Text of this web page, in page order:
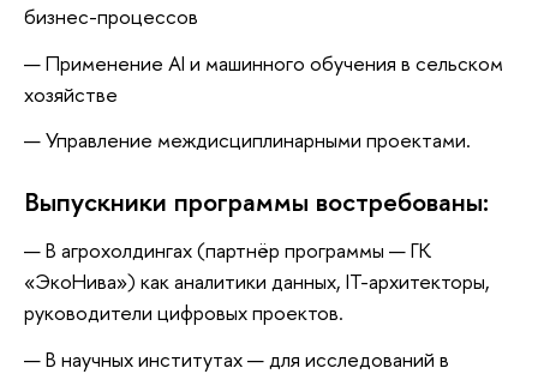
бизнес-процессов
Применение AI и машинного обучения в сельском
хозяйстве
Управление междисциплинарными проектами.
Выпускники программы востребованы:
В агрохолдингах (партнёр программы — ГК
«ЭкоНива») как аналитики данных, IT-архитекторы,
руководители цифровых проектов.
В научных институтах — для исследований в